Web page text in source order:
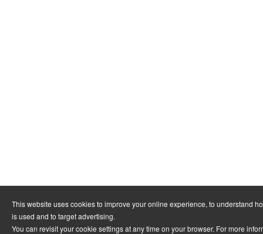
This website uses cookies to improve your online experience, to understand
is used and to target advertising.
You can revisit your cookie settings at any time on your browser. For more